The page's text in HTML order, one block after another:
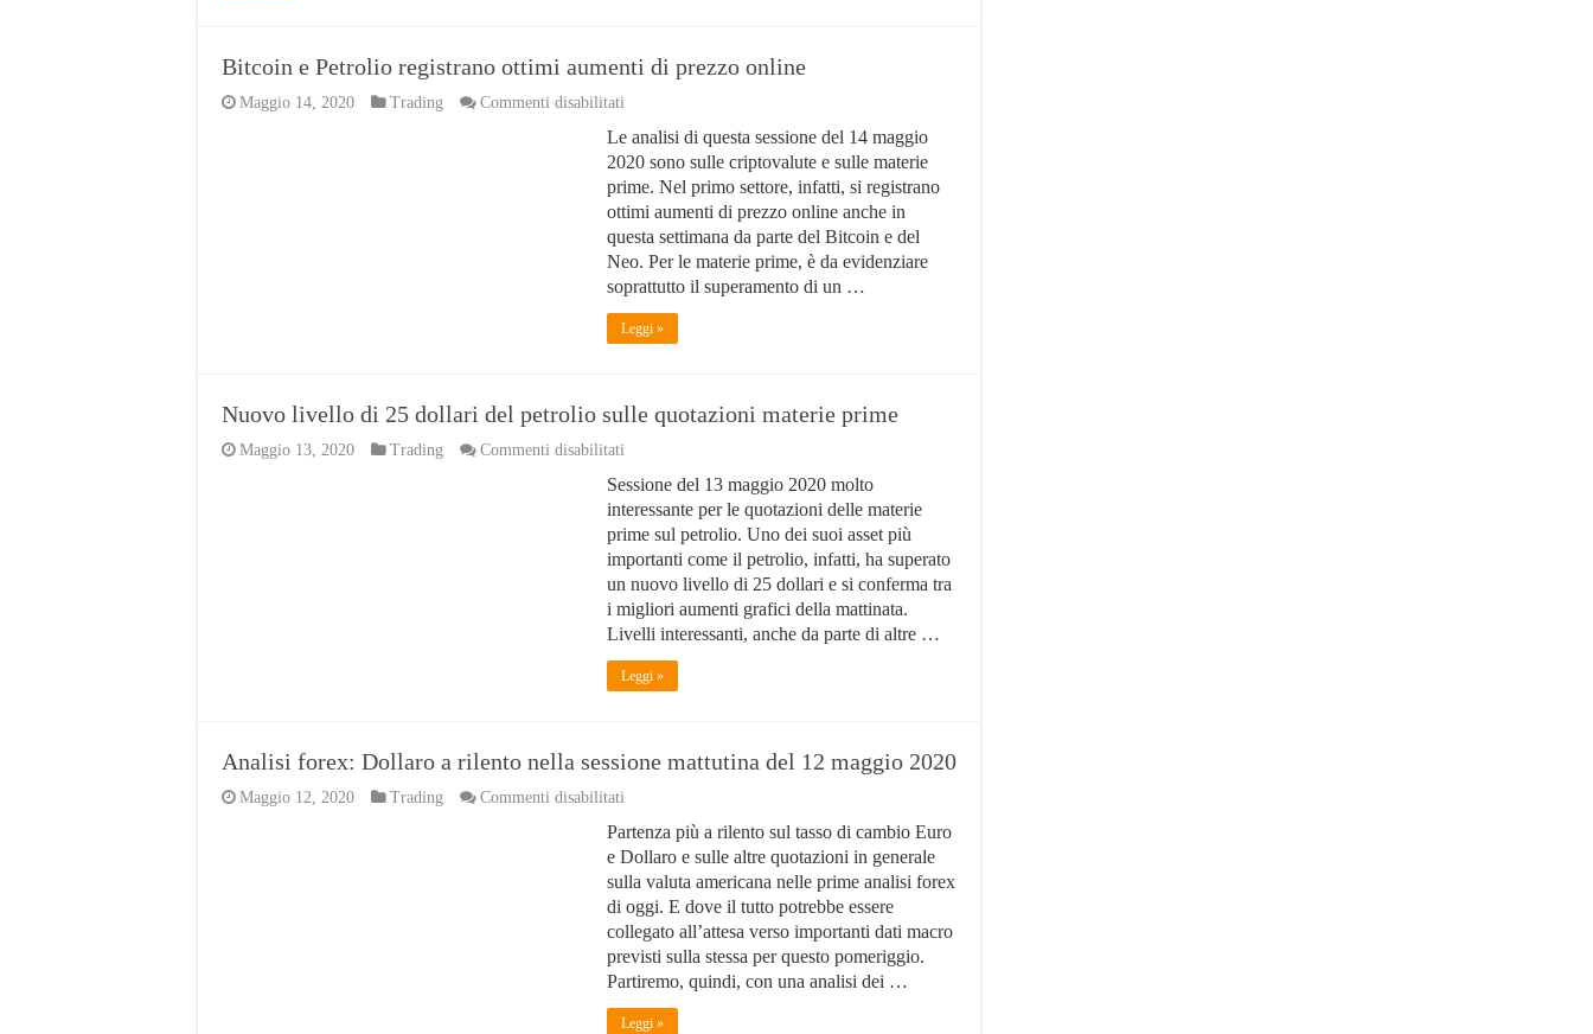
Bitcoin e Petrolio registrano ottimi aumenti di prezzo online
Maggio 14, 2020 Trading Commenti disabilitati
e
Petrolio
registrano
ottimi
aumenti
di
prezzo
online
Le analisi di questa sessione del 14 maggio
2020 sono sulle criptovalute e sulle materie
prime. Nel primo settore, infatti, si registrano
ottimi aumenti di prezzo online anche in
questa settimana da parte del Bitcoin e del
Neo. Per le materie prime, è da evidenziare
soprattutto il superamento di un …
Leggi »
Nuovo livello di 25 dollari del petrolio sulle quotazioni materie prime
Maggio 13, 2020 Trading Commenti disabilitati
livello
di
25
dollari
del
petrolio
sulle
quotazioni
materie
prime
Sessione del 13 maggio 2020 molto
interessante per le quotazioni delle materie
prime sul petrolio. Uno dei suoi asset più
importanti come il petrolio, infatti, ha superato
un nuovo livello di 25 dollari e si conferma tra
i migliori aumenti grafici della mattinata.
Livelli interessanti, anche da parte di altre …
Leggi »
Analisi forex: Dollaro a rilento nella sessione mattutina del 12 maggio 2020
Maggio 12, 2020 Trading Commenti disabilitati
forex:
Dollaro
a
rilento
nella
sessione
mattutina
del
12
maggio
2020
Partenza più a rilento sul tasso di cambio Euro
e Dollaro e sulle altre quotazioni in generale
sulla valuta americana nelle prime analisi forex
di oggi. E dove il tutto potrebbe essere
collegato all’attesa verso importanti dati macro
previsti sulla stessa per questo pomeriggio.
Partiremo, quindi, con una analisi dei …
Leggi »